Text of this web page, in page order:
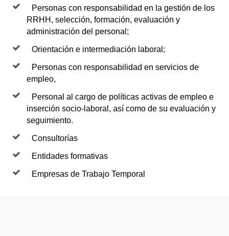
Personas con responsabilidad en la gestión de los
RRHH, selección, formación, evaluación y
administración del personal;
Orientación e intermediación laboral;
Personas con responsabilidad en servicios de
empleo,
Personal al cargo de políticas activas de empleo e
inserción socio-laboral, así como de su evaluación y
seguimiento.
Consultorías
Entidades formativas
Empresas de Trabajo Temporal